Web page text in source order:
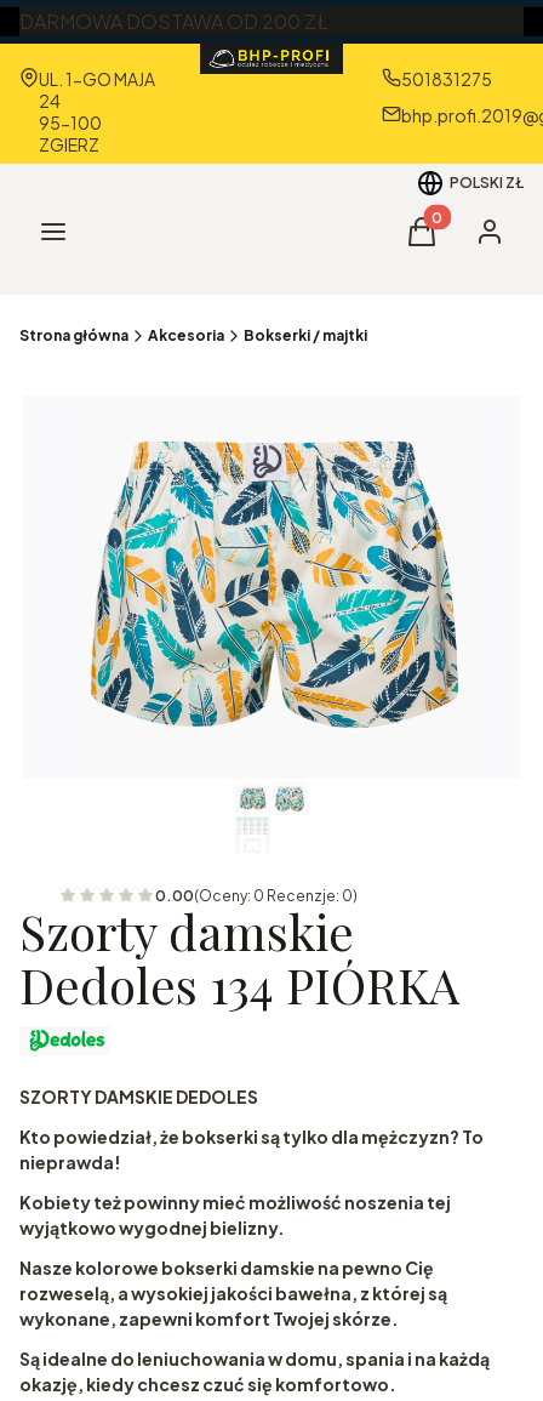
DARMOWA DOSTAWA OD 200 ZŁ
Adres:
UL. 1-GO MAJA
24
95-100
ZGIERZ
501831275
POLSKI ZŁ
Menu Produkty w
Koszyk
Strona główna Akcesoria Bokserki / majtki
0.00(Oceny: 0 Recenzje: 0)
Szorty damskie
Dedoles 134 PIÓRKA
SZORTY DAMSKIE DEDOLES
Kto powiedział, że bokserki są tylko dla mężczyzn? To
nieprawda!
Kobiety też powinny mieć możliwość noszenia tej
wyjątkowo wygodnej bielizny.
Nasze kolorowe bokserki damskie na pewno Cię
rozweselą, a wysokiej jakości bawełna, z której są
wykonane, zapewni komfort Twojej skórze.
Są idealne do leniuchowania w domu, spania i na każdą
okazję, kiedy chcesz czuć się komfortowo.